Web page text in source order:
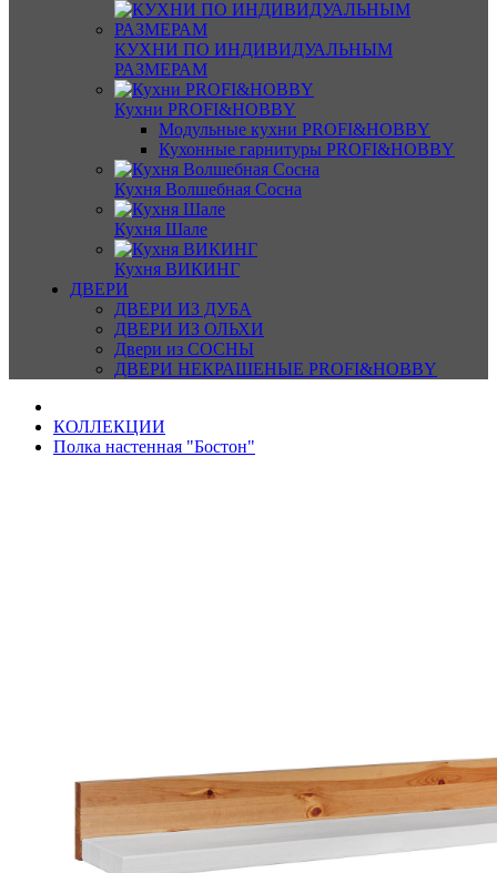
КУХНИ ПО ИНДИВИДУАЛЬНЫМ
РАЗМЕРАМ
Кухни PROFI&HOBBY
Модульные кухни PROFI&HOBBY
Кухонные гарнитуры PROFI&HOBBY
Кухня Волшебная Сосна
Кухня Шале
Кухня ВИКИНГ
ДВЕРИ
ДВЕРИ ИЗ ДУБА
ДВЕРИ ИЗ ОЛЬХИ
Двери из СОСНЫ
ДВЕРИ НЕКРАШЕНЫЕ PROFI&HOBBY
КОЛЛЕКЦИИ
Полка настенная "Бостон"